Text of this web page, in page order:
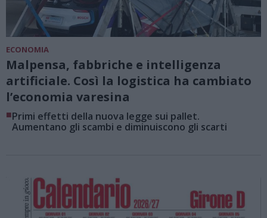
ECONOMIA
Malpensa, fabbriche e intelligenza
artificiale. Così la logistica ha cambiato
l’economia varesina
■Primi effetti della nuova legge sui pallet.
Aumentano gli scambi e diminuiscono gli scarti